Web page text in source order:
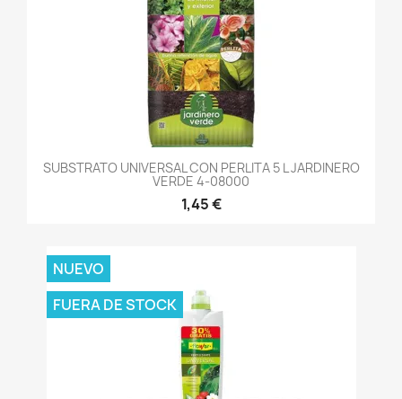
SUBSTRATO UNIVERSAL CON PERLITA 5 L JARDINERO
VERDE 4-08000
1,45 €
NUEVO
FUERA DE STOCK